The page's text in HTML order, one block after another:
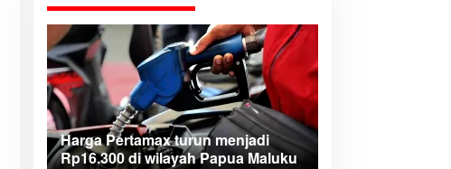
Harga Pertamax turun menjadi
Rp16.300 di wilayah Papua Maluku